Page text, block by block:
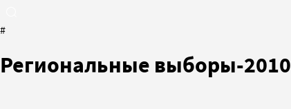
#
Региональные выборы-2010